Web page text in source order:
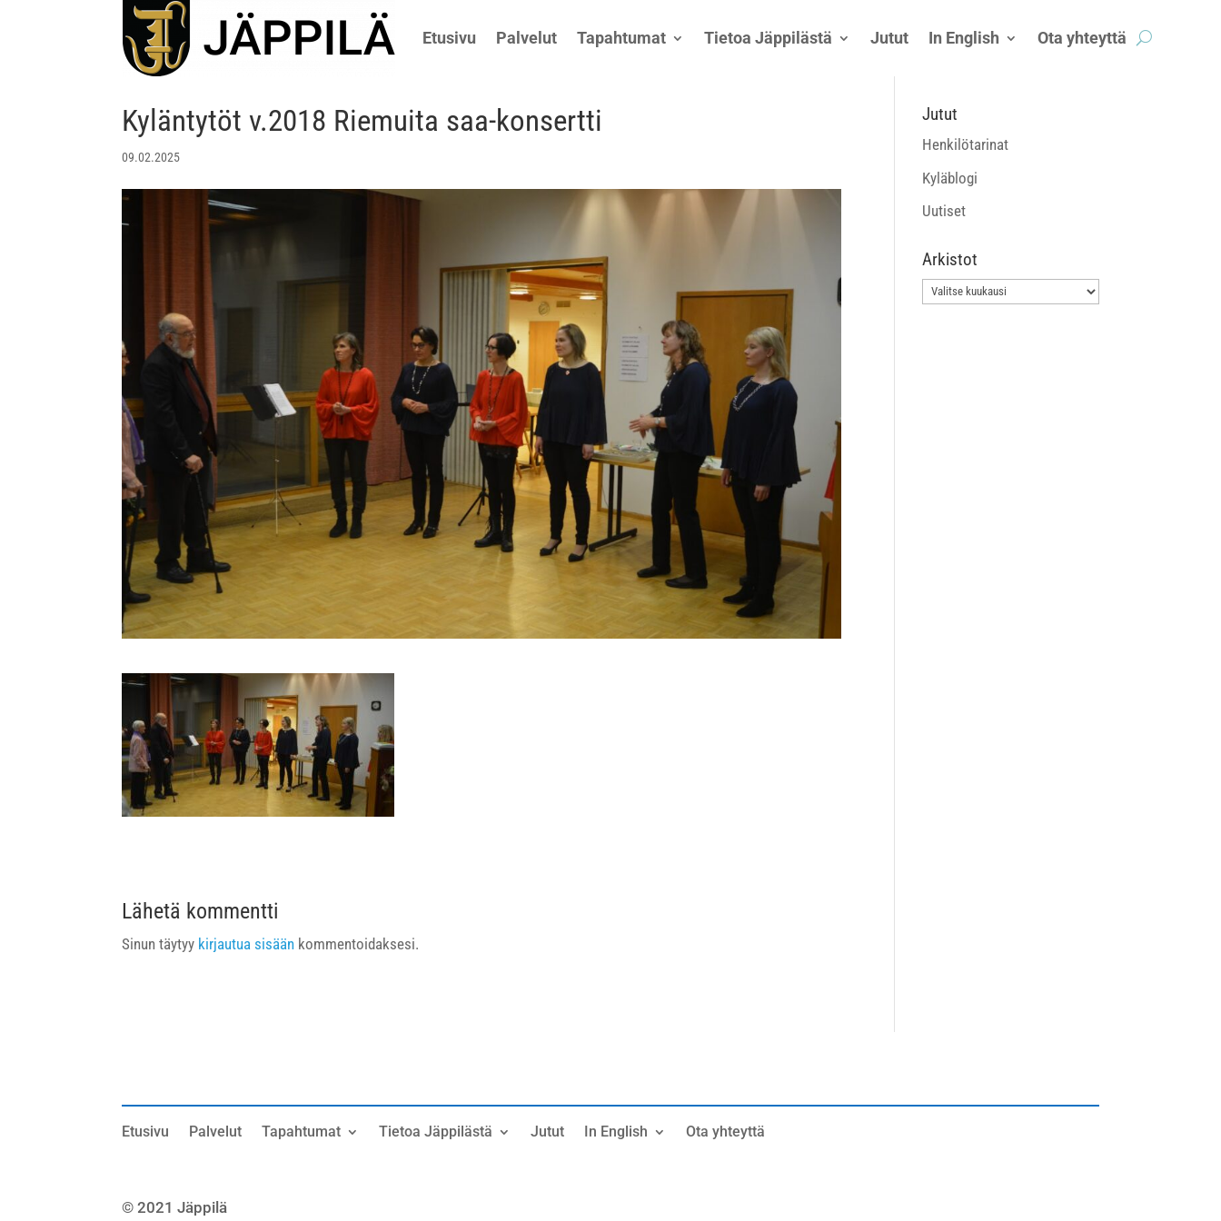
Etusivu Palvelut Tapahtumat Tietoa Jäppilästä Jutut In English Ota yhteyttä
Kyläntytöt v.2018 Riemuita saa-konsertti
09.02.2025
Lähetä kommentti
Sinun täytyy kirjautua sisään kommentoidaksesi.
Jutut
Henkilötarinat
Kyläblogi
Uutiset
Arkistot
Arkistot
Etusivu Palvelut Tapahtumat Tietoa Jäppilästä Jutut In English Ota yhteyttä
© 2021 Jäppilä